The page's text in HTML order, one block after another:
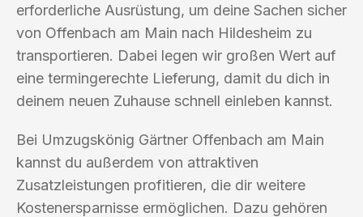
erforderliche Ausrüstung, um deine Sachen sicher
von Offenbach am Main nach Hildesheim zu
transportieren. Dabei legen wir großen Wert auf
eine termingerechte Lieferung, damit du dich in
deinem neuen Zuhause schnell einleben kannst.
Bei Umzugskönig Gärtner Offenbach am Main
kannst du außerdem von attraktiven
Zusatzleistungen profitieren, die dir weitere
Kostenersparnisse ermöglichen. Dazu gehören